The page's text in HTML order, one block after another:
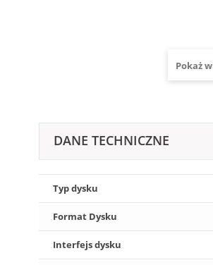
Pokaż
DANE TECHNICZNE
Typ dysku
Format Dysku
Interfejs dysku